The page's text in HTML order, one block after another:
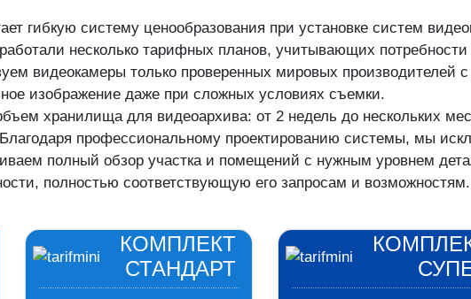
гибкую систему ценообразования при установке систем
несколько тарифных планов, учитывающих
видеокамеры только проверенных мировых производителей
изображение даже при сложных условиях съемки.
хранилища для видеоархива: от 2 недель до нескольких
профессиональному проектированию системы, мы
полный обзор участка и помещений с нужным уровнем
полностью соответствующую его запросам и возможностям.
КОМПЛЕКТ
СТАНДАРТ